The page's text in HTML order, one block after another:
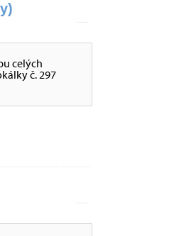
celých
č. 297